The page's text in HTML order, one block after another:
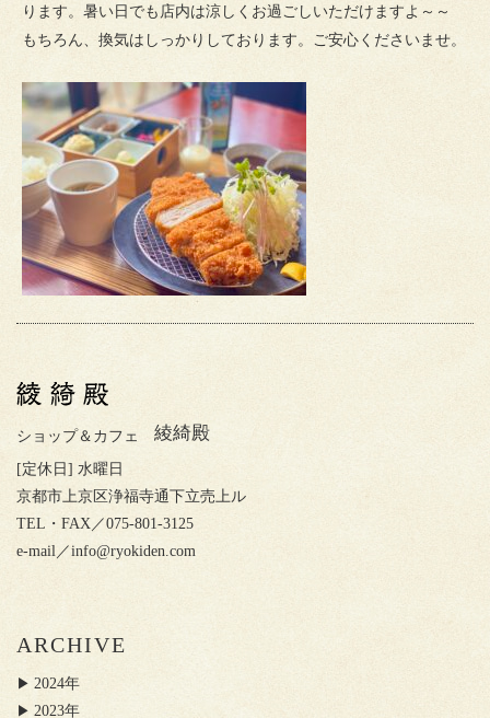
ります。暑い日でも店内は涼しくお過ごしいただけますよ～～
もちろん、換気はしっかりしております。ご安心くださいませ。
ショップ＆カフェ 綾綺殿
[定休日] 水曜日
京都市上京区浄福寺通下立売上ル
TEL・FAX／075-801-3125
e-mail／info@ryokiden.com
ARCHIVE
2024年
2023年